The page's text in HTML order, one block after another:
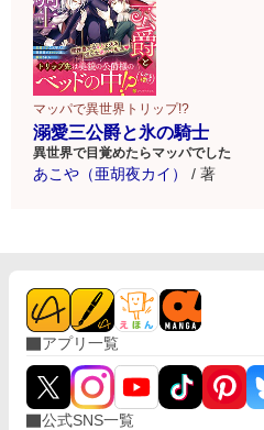
マッパで異世界トリップ!?
溺愛三公爵と氷の騎士
異世界で目覚めたらマッパでした
あこや（亜胡夜カイ） / 著
アプリ一覧
公式SNS一覧